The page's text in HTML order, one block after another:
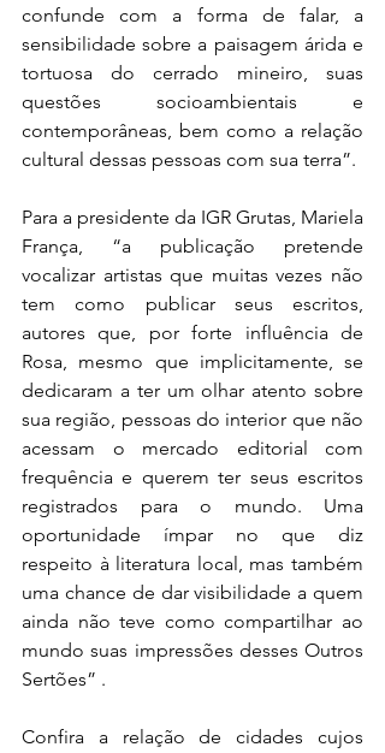
confunde com a forma de falar, a
sensibilidade sobre a paisagem árida e
tortuosa do cerrado mineiro, suas
questões socioambientais e
contemporâneas, bem como a relação
cultural dessas pessoas com sua terra”.
Para a presidente da IGR Grutas, Mariela
França, “a publicação pretende
vocalizar artistas que muitas vezes não
tem como publicar seus escritos,
autores que, por forte influência de
Rosa, mesmo que implicitamente, se
dedicaram a ter um olhar atento sobre
sua região, pessoas do interior que não
acessam o mercado editorial com
frequência e querem ter seus escritos
registrados para o mundo. Uma
oportunidade ímpar no que diz
respeito à literatura local, mas também
uma chance de dar visibilidade a quem
ainda não teve como compartilhar ao
mundo suas impressões desses Outros
Sertões” .
Confira a relação de cidades cujos